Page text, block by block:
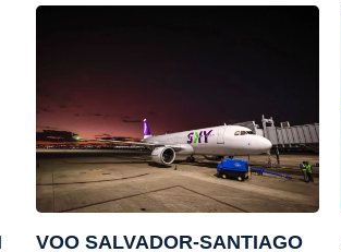
VOO SALVADOR-SANTIAGO